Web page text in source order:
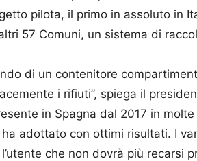
pilota, il primo in assoluto in
57 Comuni, un sistema di
di un contenitore
i rifiuti”, spiega il
in Spagna dal 2017 in
adottato con ottimi risultati. I
che non dovrà più recarsi